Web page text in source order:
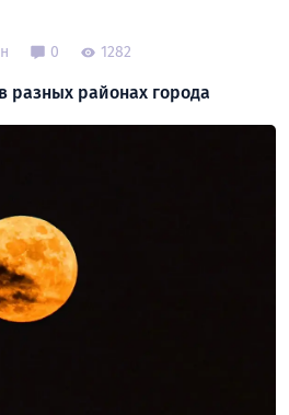
0 1282
районах города